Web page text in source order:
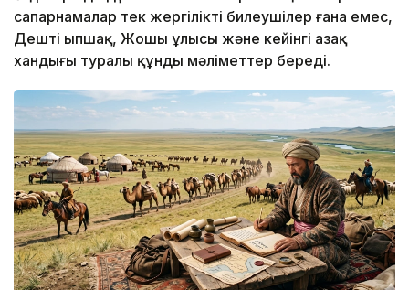
сапарнамалар тек жергілікті билеушілер ғана емес,
Дешті Қыпшақ, Жошы ұлысы және кейінгі Қазақ
хандығы туралы құнды мәліметтер береді.